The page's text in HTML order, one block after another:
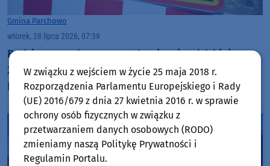
Gmina Parchowo
wtorek, 28 lipca 2026, 07:39
Będzie generalny remont drogi wojewódzkiej nr
228 w Parchowie. Sejmik województwa i gmina
Parchowo zabezpieczyły środki
W związku z wejściem w życie 25 maja 2018 r.
Rozporządzenia Parlamentu Europejskiego i Rady
(UE) 2016/679 z dnia 27 kwietnia 2016 r. w sprawie
ochrony osób fizycznych w związku z
przetwarzaniem danych osobowych (RODO)
zmieniamy naszą Politykę Prywatności i
Regulamin Portalu.